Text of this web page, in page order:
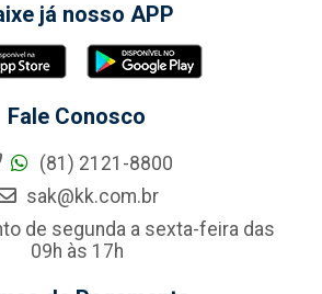
já nosso APP
Fale Conosco
(81) 2121-8800
sak@kk.com.br
de segunda a sexta-feira das
09h às 17h